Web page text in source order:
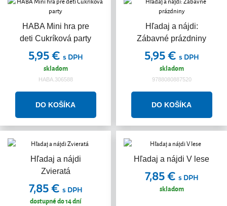
HABA Mini hra pre
deti Cukríková party
5,95 € s DPH
skladom
HABA.306588
Hľadaj a nájdi:
Zábavné prázdniny
5,95 € s DPH
skladom
9788080887520
Hľadaj a nájdi
Zvieratá
7,85 € s DPH
dostupné do 14 dní
Hľadaj a nájdi V lese
7,85 € s DPH
skladom